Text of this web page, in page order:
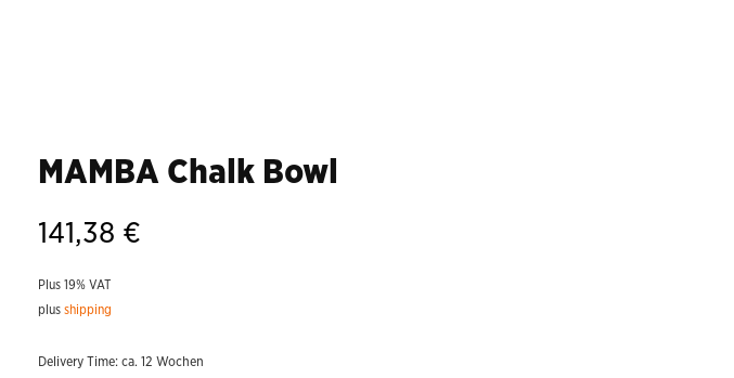
MAMBA Chalk Bowl
141,38 €
Plus 19% VAT
plus shipping
Delivery Time: ca. 12 Wochen